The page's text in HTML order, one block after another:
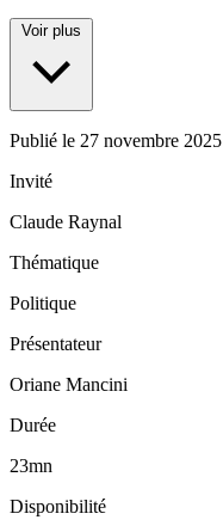
Voir plus
Publié le 27 novembre 2025
Invité
Claude Raynal
Thématique
Politique
Présentateur
Oriane Mancini
Durée
23mn
Disponibilité